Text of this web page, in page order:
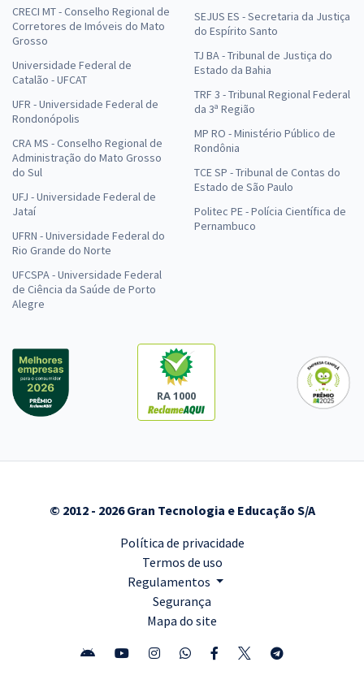
CRECI MT - Conselho Regional de
Corretores de Imóveis do Mato
Grosso
Universidade Federal de
Catalão - UFCAT
UFR - Universidade Federal de
Rondonópolis
CRA MS - Conselho Regional de
Administração do Mato Grosso
do Sul
UFJ - Universidade Federal de
Jataí
UFRN - Universidade Federal do
Rio Grande do Norte
UFCSPA - Universidade Federal
de Ciência da Saúde de Porto
Alegre
SEJUS ES - Secretaria da Justiça
do Espírito Santo
TJ BA - Tribunal de Justiça do
Estado da Bahia
TRF 3 - Tribunal Regional Federal
da 3ª Região
MP RO - Ministério Público de
Rondônia
TCE SP - Tribunal de Contas do
Estado de São Paulo
Politec PE - Polícia Científica de
Pernambuco
RA 1000
© 2012 - 2026 Gran Tecnologia e Educação S/A
Política de privacidade
Termos de uso
Regulamentos
Segurança
Mapa do site